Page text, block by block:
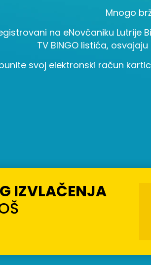
Mnogo
na eNovčaniku Lutrije
TV BINGO listića, osvajaju
svoj elektronski račun
IZVLAČENJA